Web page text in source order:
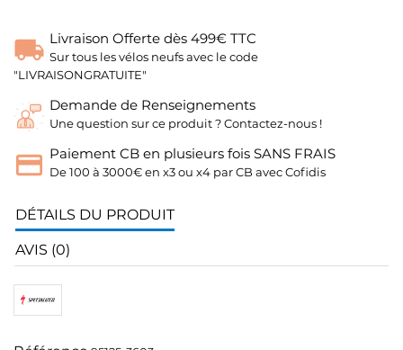
Livraison Offerte dès 499€ TTC
Sur tous les vélos neufs avec le code
"LIVRAISONGRATUITE"
Demande de Renseignements
Une question sur ce produit ? Contactez-nous !
Paiement CB en plusieurs fois SANS FRAIS
De 100 à 3000€ en x3 ou x4 par CB avec Cofidis
DÉTAILS DU PRODUIT
AVIS (0)